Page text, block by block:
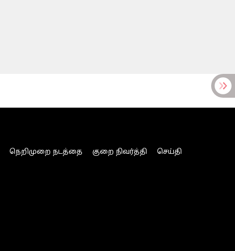
நெறிமுறை நடத்தை குறை நிவர்த்தி
செய்தி